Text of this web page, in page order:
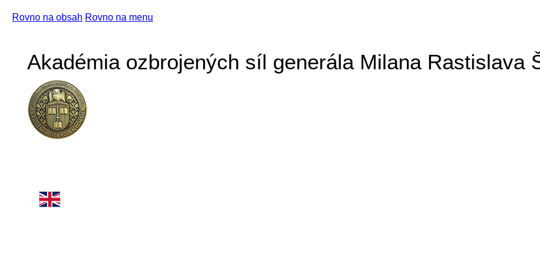
Rovno na obsah Rovno na menu
Akadémia ozbrojených síl generála Milana Rastislava